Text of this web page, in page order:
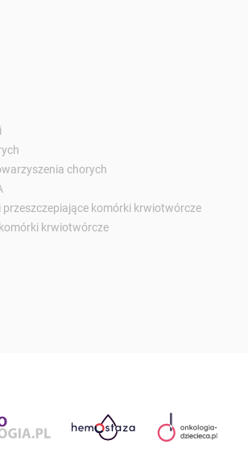
chorych
przeszczepiające komórki krwiotwórcze
krwiotwórcze